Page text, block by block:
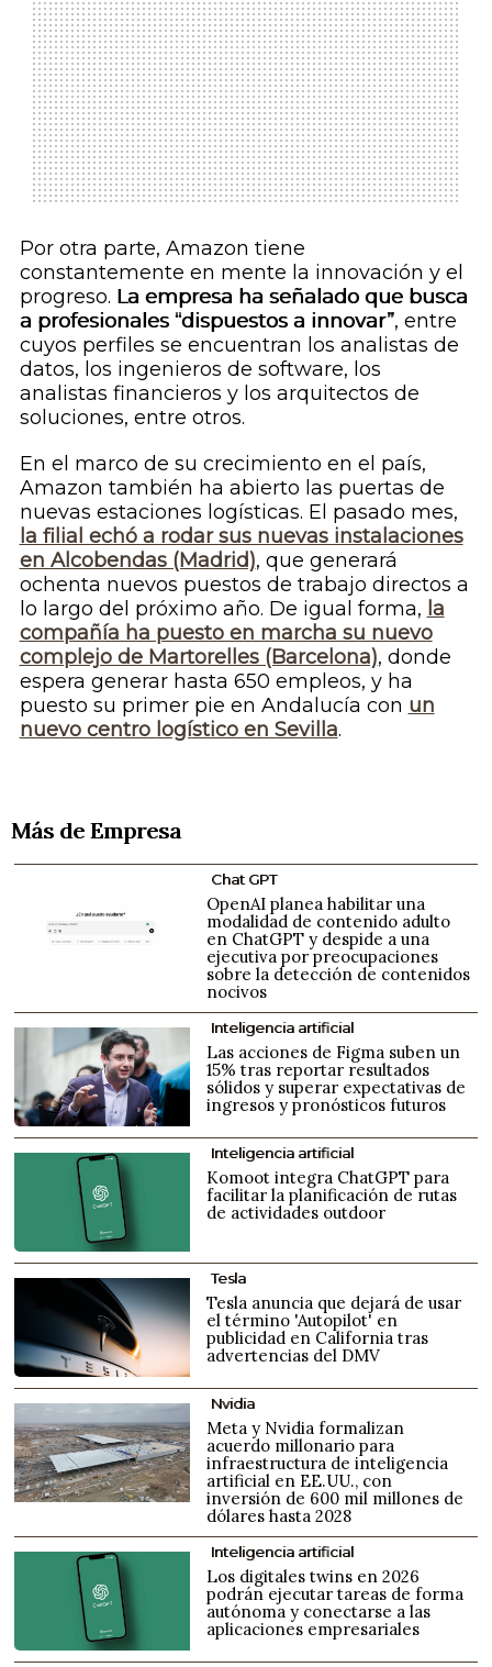
Por otra parte, Amazon tiene
constantemente en mente la innovación y el
progreso. La empresa ha señalado que busca
a profesionales “dispuestos a innovar”, entre
cuyos perfiles se encuentran los analistas de
datos, los ingenieros de software, los
analistas financieros y los arquitectos de
soluciones, entre otros.
En el marco de su crecimiento en el país,
Amazon también ha abierto las puertas de
nuevas estaciones logísticas. El pasado mes,
la filial echó a rodar sus nuevas instalaciones
en Alcobendas (Madrid), que generará
ochenta nuevos puestos de trabajo directos a
lo largo del próximo año. De igual forma, la
compañía ha puesto en marcha su nuevo
complejo de Martorelles (Barcelona), donde
espera generar hasta 650 empleos, y ha
puesto su primer pie en Andalucía con un
nuevo centro logístico en Sevilla.
Más de Empresa
Chat GPT
OpenAI planea habilitar una
modalidad de contenido adulto
en ChatGPT y despide a una
ejecutiva por preocupaciones
sobre la detección de contenidos
nocivos
Inteligencia artificial
Las acciones de Figma suben un
15% tras reportar resultados
sólidos y superar expectativas de
ingresos y pronósticos futuros
Inteligencia artificial
Komoot integra ChatGPT para
facilitar la planificación de rutas
de actividades outdoor
Tesla
Tesla anuncia que dejará de usar
el término 'Autopilot' en
publicidad en California tras
advertencias del DMV
Nvidia
Meta y Nvidia formalizan
acuerdo millonario para
infraestructura de inteligencia
artificial en EE.UU., con
inversión de 600 mil millones de
dólares hasta 2028
Inteligencia artificial
Los digitales twins en 2026
podrán ejecutar tareas de forma
autónoma y conectarse a las
aplicaciones empresariales